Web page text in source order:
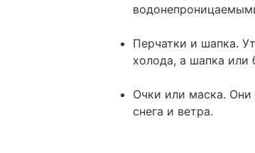
Перчатки и шапка.
холода, а шапка или
Очки или маска. Они
снега и ветра.